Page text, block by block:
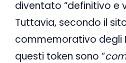
diventato “definitivo e
Tuttavia, secondo il
commemorativo degli
questi token sono “